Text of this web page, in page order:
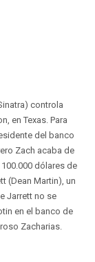
controla
en Texas. Para
del banco
Zach acaba de
dólares de
(Dean Martin), un
Jarrett no se
en el banco de
Zacharias.